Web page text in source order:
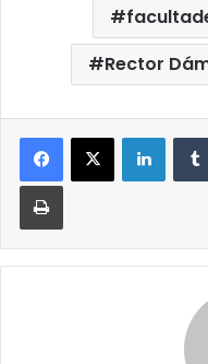
Rector
Imprimir